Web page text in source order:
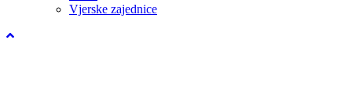
Vjerske zajednice